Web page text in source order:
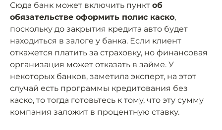
Сюда банк может включить пункт об
обязательстве оформить полис каско,
поскольку до закрытия кредита авто будет
находиться в залоге у банка. Если клиент
откажется платить за страховку, но финансовая
организация может отказать в займе. У
некоторых банков, заметила эксперт, на этот
случай есть программы кредитования без
каско, то тогда готовьтесь к тому, что эту сумму
компания заложит в процентную ставку.